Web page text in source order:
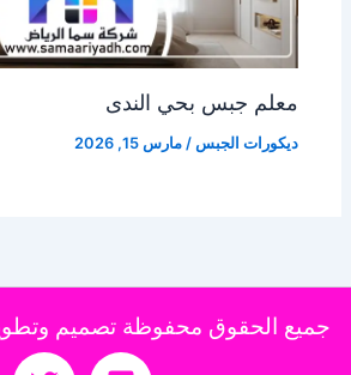
معلم جبس بحي الندى
ديكورات الجبس /مارس 15, 2026
جميع الحقوق محفوظة تصميم